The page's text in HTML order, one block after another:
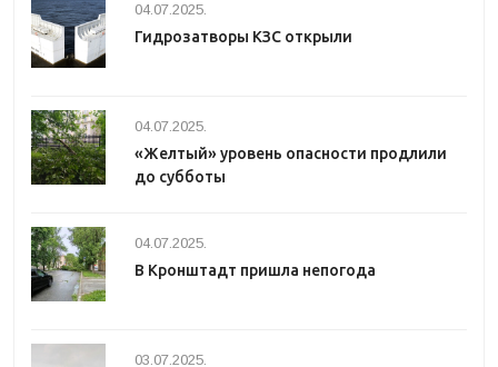
04.07.2025.
Гидрозатворы КЗС открыли
04.07.2025.
«Желтый» уровень опасности продлили
до субботы
04.07.2025.
В Кронштадт пришла непогода
03.07.2025.